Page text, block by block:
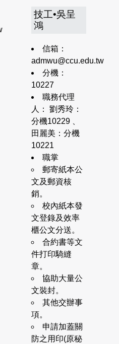
技工•吳呈
鴻
信箱：
admwu@ccu.edu.tw
分機：
10227
職務代理
人： 劉秀玲：
分機10229 、
田麗美：分機
10221
職掌
郵寄紙本公
文及郵資核
銷。
校內紙本發
文登錄及效率
櫃公文分送。
合約書等文
件打印騎縫
章。
協助大量公
文裝封。
其他交辦事
項。
申請加蓋關
防之用印(原秘